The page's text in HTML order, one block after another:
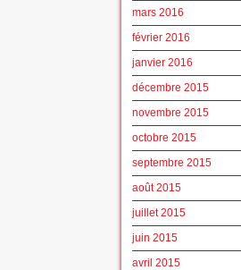
mars 2016
février 2016
janvier 2016
décembre 2015
novembre 2015
octobre 2015
septembre 2015
août 2015
juillet 2015
juin 2015
avril 2015